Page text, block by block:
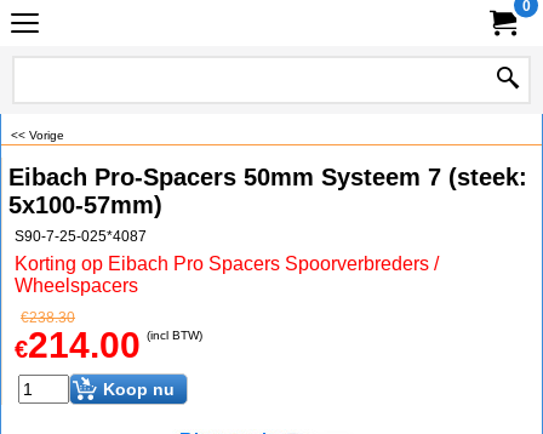
0
<< Vorige
Eibach Pro-Spacers 50mm Systeem 7 (steek:
5x100-57mm)
S90-7-25-025*4087
Korting op Eibach Pro Spacers Spoorverbreders /
Wheelspacers
€238.30
€214.00 (incl BTW)
Koop nu